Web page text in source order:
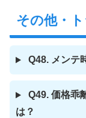
その他・ト
Q48. メンテ
Q49. 価格乖
は？